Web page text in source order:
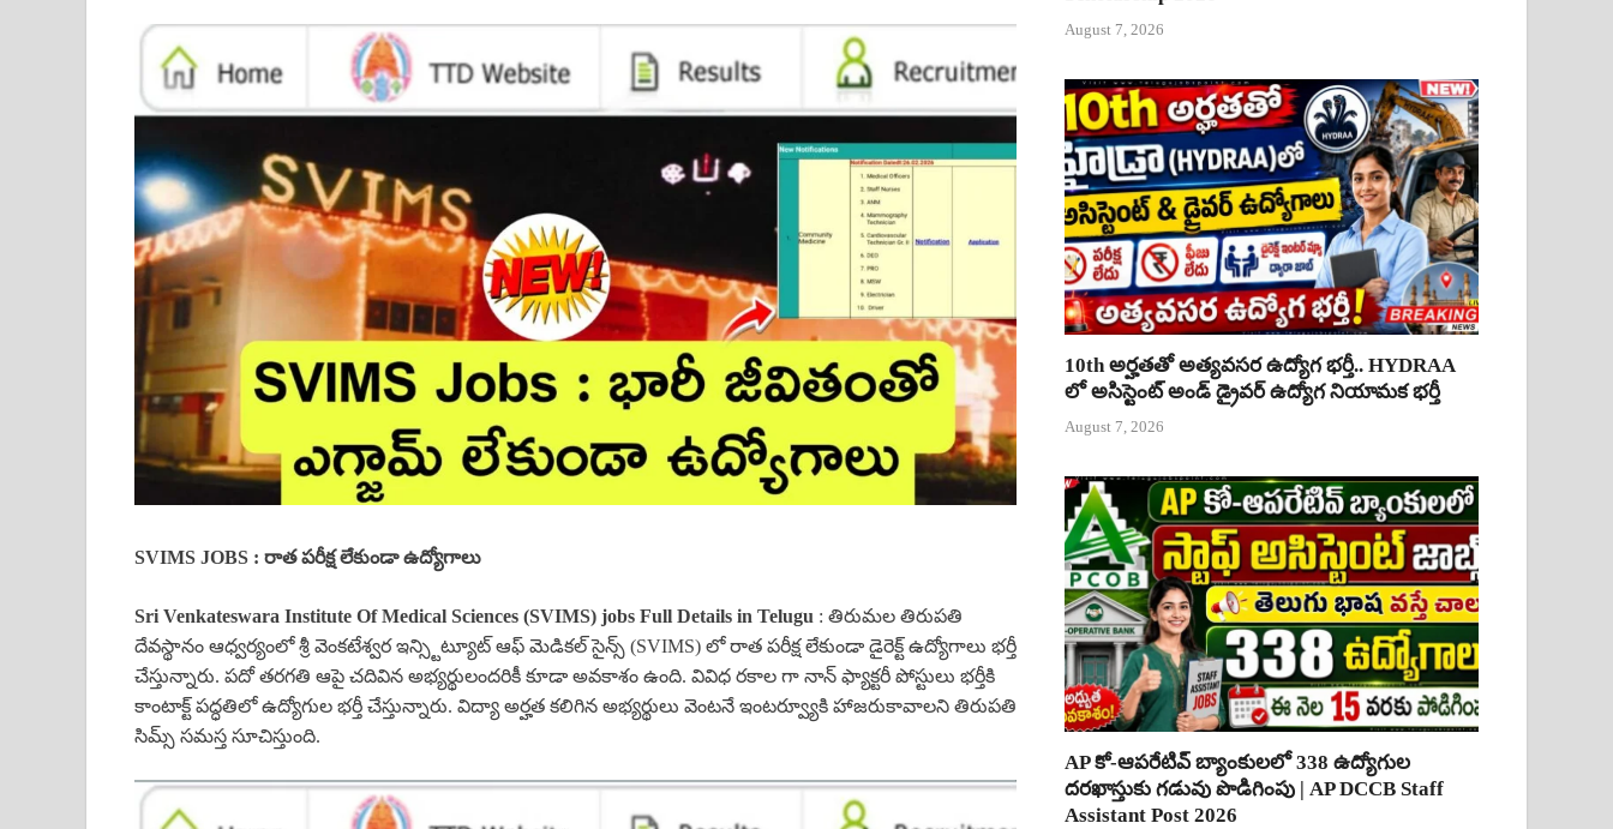
SVIMS JOBS : రాత పరీక్ష లేకుండా ఉద్యోగాలు
Sri Venkateswara Institute Of Medical Sciences (SVIMS) jobs Full Details in Telugu : తిరుమల తిరుపతి
దేవస్థానం ఆధ్వర్యంలో శ్రీ వెంకటేశ్వర ఇన్స్టిట్యూట్ ఆఫ్ మెడికల్ సైన్స్ (SVIMS) లో రాత పరీక్ష లేకుండా డైరెక్ట్ ఉద్యోగాలు భర్తీ
చేస్తున్నారు. పదో తరగతి ఆపై చదివిన అభ్యర్థులందరికీ కూడా అవకాశం ఉంది. వివిధ రకాల గా నాన్ ఫ్యాక్టరీ పోస్టులు భర్తీకి
కాంటాక్ట్ పద్ధతిలో ఉద్యోగుల భర్తీ చేస్తున్నారు. విద్యా అర్హత కలిగిన అభ్యర్థులు వెంటనే ఇంటర్వ్యూకి హాజరుకావాలని తిరుపతి
సిమ్స్ సమస్త సూచిస్తుంది.
August 7, 2026
10th అర్హతతో అత్యవసర ఉద్యోగ భర్తీ.. HYDRAA
లో అసిస్టెంట్ అండ్ డ్రైవర్ ఉద్యోగ నియామక భర్తీ
August 7, 2026
AP కో-ఆపరేటివ్ బ్యాంకులలో 338 ఉద్యోగుల
దరఖాస్తుకు గడువు పొడిగింపు | AP DCCB Staff
Assistant Post 2026